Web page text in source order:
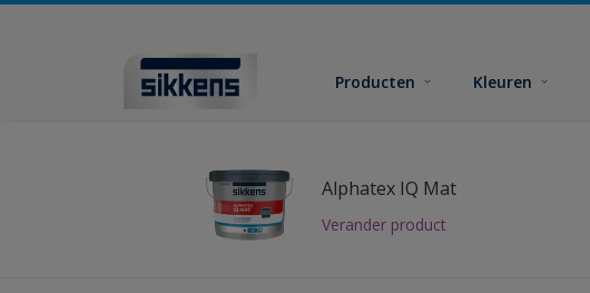
Producten Kleuren
Alphatex IQ Mat
Verander product